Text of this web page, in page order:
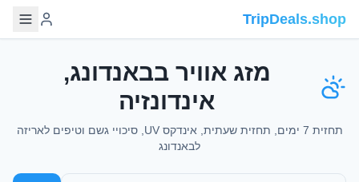
TripDeals.shop
מזג אוויר בבאנדונג,
אינדונזיה
תחזית 7 ימים, תחזית שעתית, אינדקס UV, סיכויי גשם וטיפים לאריזה
לבאנדונג